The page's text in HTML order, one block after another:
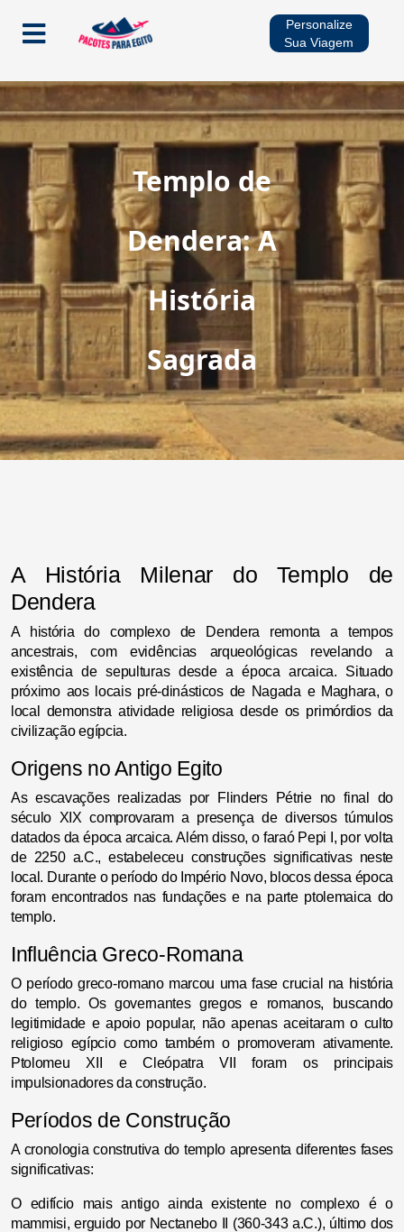
Personalize
Sua Viagem
Início
Pacotes
Cruzeiros no Rio Nilo
Multidestinos
Viagens Sazonais
Templo de
Dendera: A
História
Sagrada
A História Milenar do Templo de
Dendera
A história do complexo de Dendera remonta a tempos
ancestrais, com evidências arqueológicas revelando a
existência de sepulturas desde a época arcaica. Situado
próximo aos locais pré-dinásticos de Nagada e Maghara, o
local demonstra atividade religiosa desde os primórdios da
civilização egípcia.
Origens no Antigo Egito
As escavações realizadas por Flinders Pétrie no final do
século XIX comprovaram a presença de diversos túmulos
datados da época arcaica. Além disso, o faraó Pepi I, por volta
de 2250 a.C., estabeleceu construções significativas neste
local. Durante o período do Império Novo, blocos dessa época
foram encontrados nas fundações e na parte ptolemaica do
templo.
Influência Greco-Romana
O período greco-romano marcou uma fase crucial na história
do templo. Os governantes gregos e romanos, buscando
legitimidade e apoio popular, não apenas aceitaram o culto
religioso egípcio como também o promoveram ativamente.
Ptolomeu XII e Cleópatra VII foram os principais
impulsionadores da construção.
Períodos de Construção
A cronologia construtiva do templo apresenta diferentes fases
significativas:
O edifício mais antigo ainda existente no complexo é o
mammisi, erguido por Nectanebo II (360-343 a.C.), último dos